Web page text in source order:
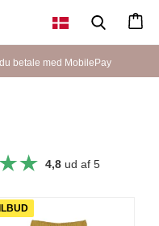
MobilePay
4,8ud af 5